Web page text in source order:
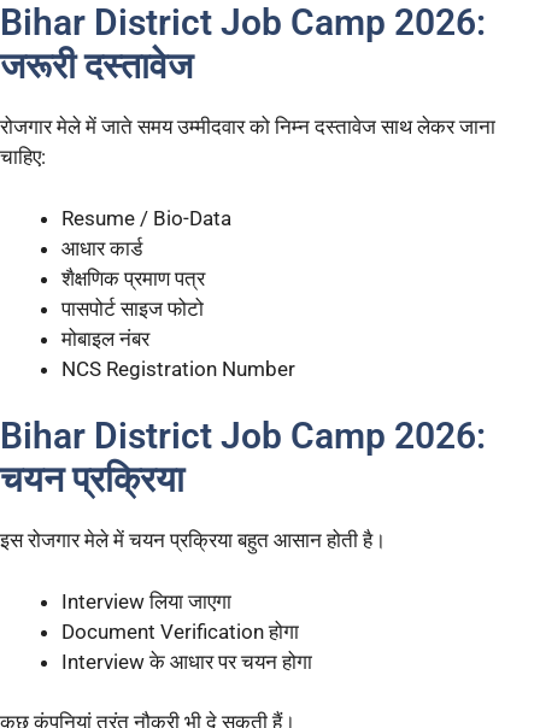
Bihar District Job Camp 2026:
जरूरी दस्तावेज
रोजगार मेले में जाते समय उम्मीदवार को निम्न दस्तावेज साथ लेकर जाना
चाहिए:
Resume / Bio-Data
आधार कार्ड
शैक्षणिक प्रमाण पत्र
पासपोर्ट साइज फोटो
मोबाइल नंबर
NCS Registration Number
Bihar District Job Camp 2026:
चयन प्रक्रिया
इस रोजगार मेले में चयन प्रक्रिया बहुत आसान होती है।
Interview लिया जाएगा
Document Verification होगा
Interview के आधार पर चयन होगा
कुछ कंपनियां तुरंत नौकरी भी दे सकती हैं।